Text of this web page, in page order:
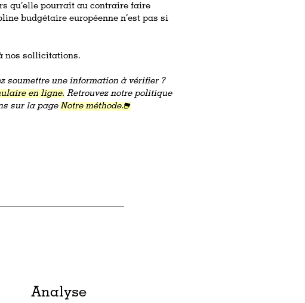
qu’elle pourrait au contraire faire
budgétaire européenne n’est pas si
nos sollicitations.
soumettre une information à vérifier ?
en ligne. Retrouvez notre politique
sur la pageNotre méthode.
Analyse